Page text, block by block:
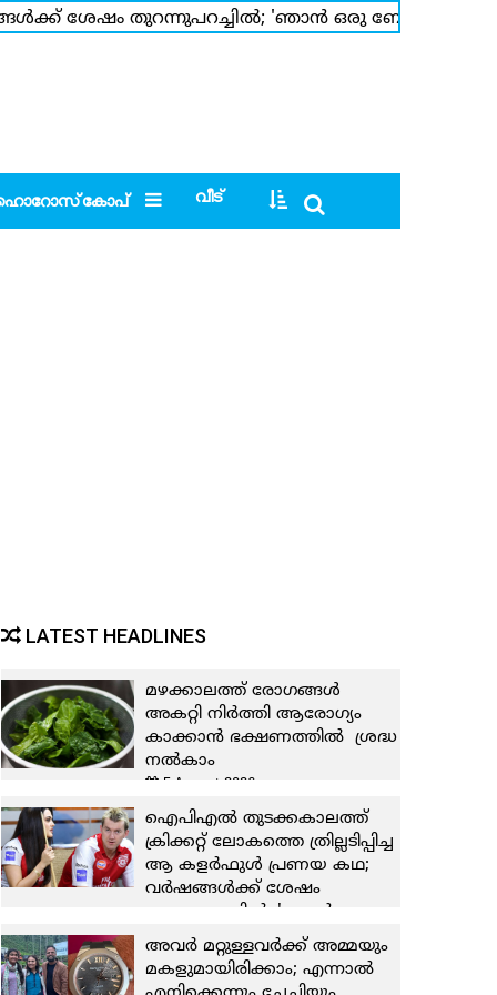
ശേഷം തുറന്നുപറച്ചില്‍; 'ഞാന്‍ ഒരു ബോളിവുഡ്
ജാനകി ജാനെയില്‍ നവ്യക്കൊപ്പമുള്ള ഇന്റിമേറ്റ്
വീട്
LATEST HEADLINES
മഴക്കാലത്ത് രോഗങ്ങള്‍
അകറ്റി നിര്‍ത്തി ആരോഗ്യം
കാക്കാന്‍ ഭക്ഷണത്തില്‍ ശ്രദ്ധ
നല്‍കാം
5 August 2026
ഐപിഎല്‍ തുടക്കകാലത്ത്
ക്രിക്കറ്റ് ലോകത്തെ ത്രില്ലടിപ്പിച്ച
ആ കളര്‍ഫുള്‍ പ്രണയ കഥ;
വര്‍ഷങ്ങള്‍ക്ക് ശേഷം
തുറന്നുപറച്ചില്‍; 'ഞാന്‍ ഒരു
ബോളിവുഡ് നടിയുമായും
ഡേറ്റിങ് നടത്തിയിട്ടില്ല! അവരും
ഞാനും തമ്മില്‍ അന്നും ഇന്നും
അവര്‍ മറ്റുള്ളവര്‍ക്ക് അമ്മയും
മകളുമായിരിക്കാം; എന്നാല്‍